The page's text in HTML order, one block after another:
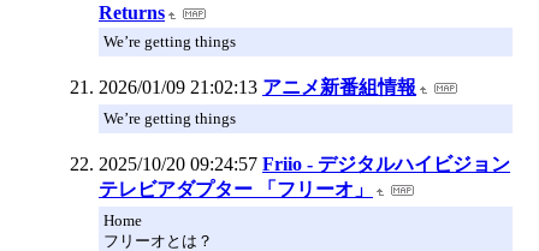
Returns
We’re getting things
2026/01/09 21:02:13 アニメ新番組情報
We’re getting things
2025/10/20 09:24:57 Friio - デジタルハイビジョン
テレビアダプター 「フリーオ」
Home
フリーオとは？